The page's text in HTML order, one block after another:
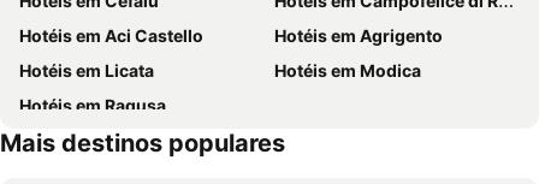
Hotéis em Aci Castello
Hotéis em Agrigento
Hotéis em Licata
Hotéis em Modica
Hotéis em Ragusa
Mais destinos populares